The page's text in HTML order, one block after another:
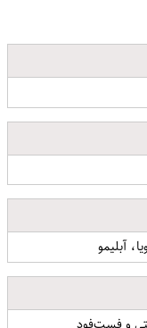
آبلیمو